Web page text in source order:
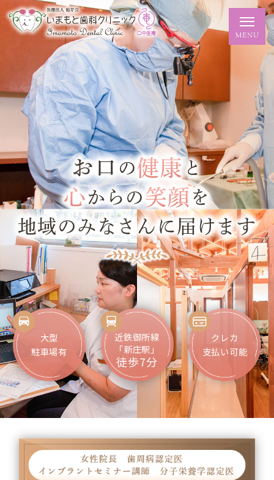
お口の健康と
心からの 笑顔 を
地域のみなさんに届けます
大型
駐車場有
近鉄御所線
「新庄駅」
徒歩7分
クレカ
支払い可能